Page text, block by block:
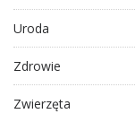
Uroda
Zdrowie
Zwierzęta